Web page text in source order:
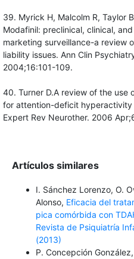
39. Myrick H, Malcolm R, Taylor
Modafinil: preclinical, clinical,
marketing surveillance-a review
liability issues. Ann Clin
2004;16:101-109.
40. Turner D.A review of the use
for attention-deficit hyperactivity
Expert Rev Neurother. 2006
Artículos similares
I. Sánchez Lorenzo, O.
Alonso, Eficacia del
pica comórbida con
Revista de Psiquiatría
(2013)
P. Concepción